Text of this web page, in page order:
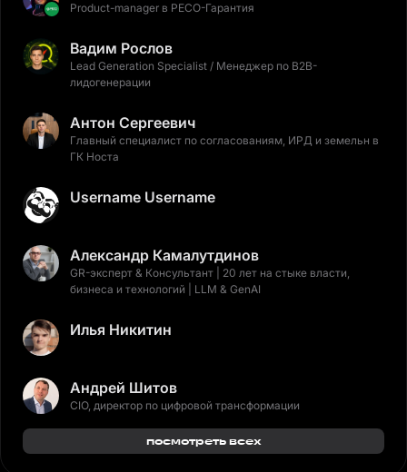
Product-manager в РЕСО-Гарантия
Вадим Рослов
Lead Generation Specialist / Менеджер по B2B-
лидогенерации
Антон Сергеевич
Главный специалист по согласованиям, ИРД и земельн в
ГК Носта
Username Username
Александр Камалутдинов
GR-эксперт & Консультант | 20 лет на стыке власти,
бизнеса и технологий | LLM & GenAI
Илья Никитин
Андрей Шитов
CIO, директор по цифровой трансформации
посмотреть всех